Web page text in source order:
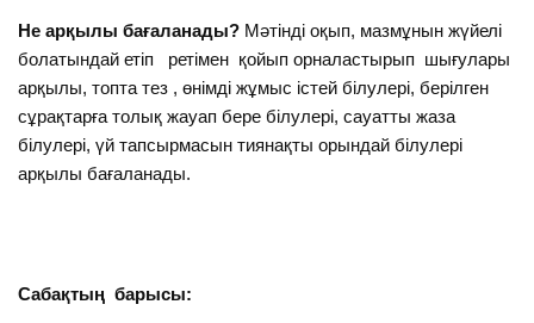
Не арқылы бағаланады? Мәтінді оқып, мазмұнын жүйелі
болатындай етіп ретімен қойып орналастырып шығулары
арқылы, топта тез , өнімді жұмыс істей білулері, берілген
сұрақтарға толық жауап бере білулері, сауатты жаза
білулері, үй тапсырмасын тиянақты орындай білулері
арқылы бағаланады.
Сабақтың барысы: